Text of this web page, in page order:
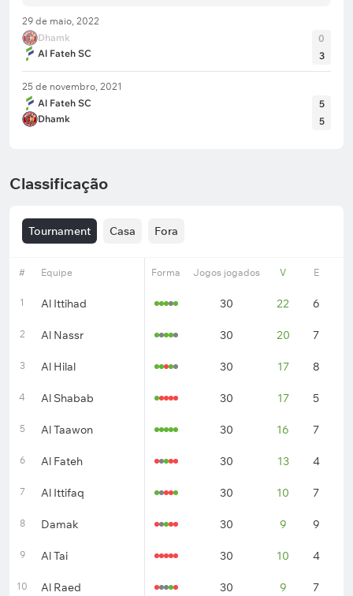
29 de maio, 2022
Dhamk
Al Fateh SC
0
3
25 de novembro, 2021
Al Fateh SC
Dhamk
5
5
Classificação
Tournament Casa Fora
# Equipe Forma Jogos jogados V E
1 Al Ittihad 30 22 6
2 Al Nassr 30 20 7
3 Al Hilal 30 17 8
4 Al Shabab 30 17 5
5 Al Taawon 30 16 7
6 Al Fateh 30 13 4
7 Al Ittifaq 30 10 7
8 Damak 30 9 9
9 Al Tai 30 10 4
10 Al Raed 30 9 7